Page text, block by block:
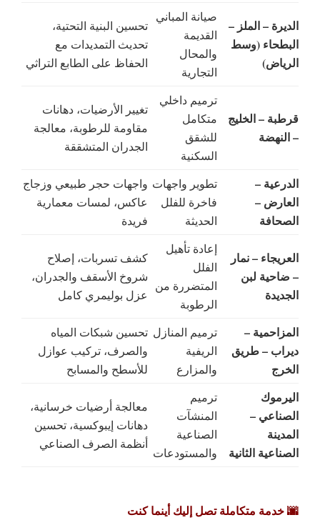
الديرة – الملز –
البطحاء (وسط
الرياض)
صيانة المباني
القديمة
والمحال
التجارية
تحسين البنية التحتية،
تحديث التمديدات مع
الحفاظ على الطابع التراثي
قرطبة – الخليج
– النهضة
ترميم داخلي
متكامل
للشقق
السكنية
تغيير الأرضيات، دهانات
مقاومة للرطوبة، معالجة
الجدران المتشققة
الدرعية –
العارض –
الصحافة
تطوير واجهات
فاخرة للفلل
الحديثة
واجهات حجر طبيعي وزجاج
عاكس، لمسات معمارية
فريدة
العريجاء – نمار
– ضاحية لبن
الجديدة
إعادة تأهيل
الفلل
المتضررة من
الرطوبة
كشف تسربات، إصلاح
شروخ الأسقف والجدران،
عزل بوليمري كامل
المزاحمية –
ديراب – طريق
الخرج
ترميم المنازل
الريفية
والمزارع
تحسين شبكات المياه
والصرف، تركيب عوازل
للأسطح والمسابح
اليرموك
الصناعي –
المدينة
الصناعية الثانية
ترميم
المنشآت
الصناعية
والمستودعات
معالجة أرضيات خرسانية،
دهانات إيبوكسية، تحسين
أنظمة الصرف الصناعي
🌆 خدمة متكاملة تصل إليك أينما كنت